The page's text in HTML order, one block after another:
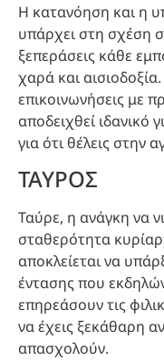
Η κατανόηση και η
υπάρχει στη σχέση
ξεπεράσεις κάθε
χαρά και
επικοινωνήσεις με
αποδειχθεί ιδανικό
για ότι θέλεις στην
ΤΑΥΡΟΣ
Ταύρε, η ανάγκη να
σταθερότητα
αποκλείεται να
έντασης που
επηρεάσουν τις
να έχεις ξεκάθαρη
απασχολούν.